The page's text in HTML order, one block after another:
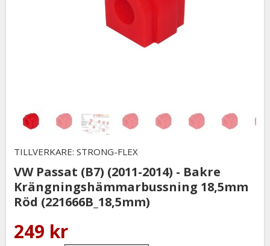
TILLVERKARE: STRONG-FLEX
VW Passat (B7) (2011-2014) - Bakre
Krängningshämmarbussning 18,5mm
Röd (221666B_18,5mm)
249 kr